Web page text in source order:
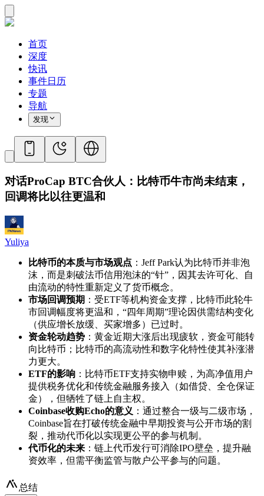
首页
深度
快讯
事件日历
专题
导航
发现
对话ProCap BTC合伙人：比特币牛市尚未结束，
回调将比以往更温和
Yuliya
比特币的本质与市场观点 ：Jeff Park认为比特币并非泡
沫，而是刺破法币信用泡沫的“针”，因其去许可化、自
由流动的特性重新定义了货币概念。
市场回调预期 ：受ETF等机构资金支撑，比特币此轮牛
市回调幅度将更温和，“四年周期”理论因供需结构变化
（供应增长放缓、买家增多）已过时。
资金轮动趋势 ：黄金近期大涨后出现疲软，资金可能转
向比特币；比特币的高流动性和数字化特性使其补涨潜
力更大。
ETF的影响 ：比特币ETF支持实物申赎，为高净值用户
提供税务优化和传统金融服务接入（如借贷、全仓保证
金），但牺牲了链上自主权。
Coinbase收购Echo的意义 ：通过整合一级与二级市场，
Coinbase旨在打破传统金融中早期投资与公开市场的割
裂，推动代币化以实现更公平的参与机制。
代币化的未来 ：链上代币发行可消除IPO壁垒，提升融
资效率，但需平衡监管与散户公平参与的问题。
总结